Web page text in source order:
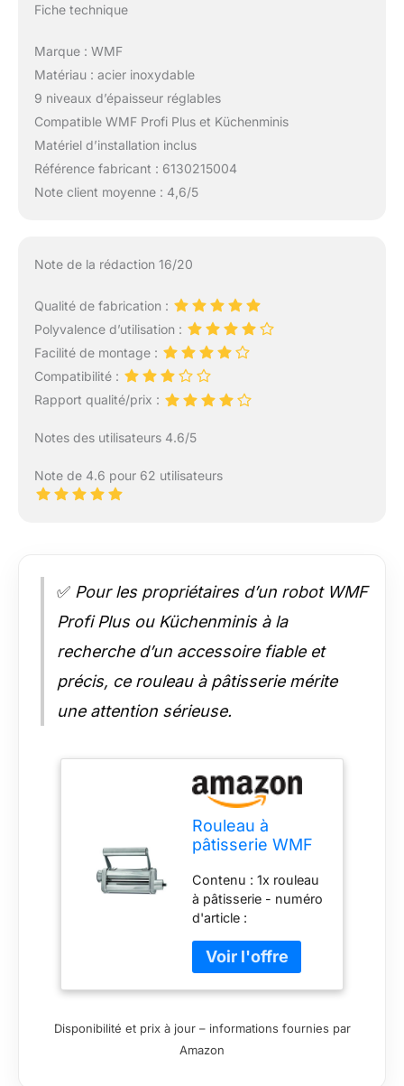
Fiche technique
Marque : WMF
Matériau : acier inoxydable
9 niveaux d’épaisseur réglables
Compatible WMF Profi Plus et Küchenminis
Matériel d’installation inclus
Référence fabricant : 6130215004
Note client moyenne : 4,6/5
Note de la rédaction 16/20
Qualité de fabrication :
Polyvalence d’utilisation :
Facilité de montage :
Compatibilité :
Rapport qualité/prix :
Notes des utilisateurs 4.6/5
Note de 4.6 pour 62 utilisateurs
✅ Pour les propriétaires d’un robot WMF
Profi Plus ou Küchenminis à la
recherche d’un accessoire fiable et
précis, ce rouleau à pâtisserie mérite
une attention sérieuse.
Rouleau à
pâtisserie WMF
fabrication de
pâtes, 9 niveaux,
acier inoxydable,
accessoires
adaptés au robot
culinaire WMF
Profi Plus /
Contenu : 1x rouleau
à pâtisserie - numéro
d'article :
entièrement
métallique en
Cromargan pour
pour pâtes ou
lasagnes Épaisseur
Disponibilité et prix à jour – informations fournies par
Amazon